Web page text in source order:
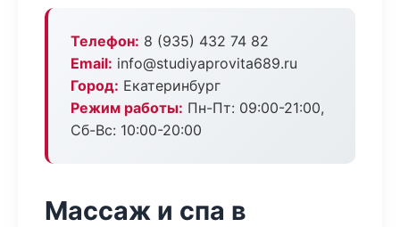
Телефон: 8 (935) 432 74 82
Email: info@studiyaprovita689.ru
Город: Екатеринбург
Режим работы: Пн-Пт: 09:00-21:00,
Сб-Вс: 10:00-20:00
Массаж и спа в